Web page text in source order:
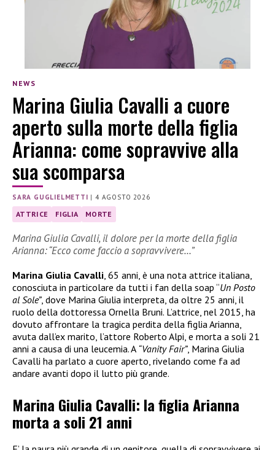
NEWS
Marina Giulia Cavalli a cuore
aperto sulla morte della figlia
Arianna: come sopravvive alla
sua scomparsa
SARA GUGLIELMETTI |4 AGOSTO 2026
ATTRICE FIGLIA MORTE
Marina Giulia Cavalli, il dolore per la morte della figlia
Arianna: “Ecco come faccio a sopravvivere…”
Marina Giulia Cavalli, 65 anni, è una nota attrice italiana,
conosciuta in particolare da tutti i fan della soap “Un Posto
al Sole”, dove Marina Giulia interpreta, da oltre 25 anni, il
ruolo della dottoressa Ornella Bruni. L’attrice, nel 2015, ha
dovuto affrontare la tragica perdita della figlia Arianna,
avuta dall’ex marito, l’attore Roberto Alpi, e morta a soli 21
anni a causa di una leucemia. A “Vanity Fair”, Marina Giulia
Cavalli ha parlato a cuore aperto, rivelando come fa ad
andare avanti dopo il lutto più grande.
Marina Giulia Cavalli: la figlia Arianna
morta a soli 21 anni